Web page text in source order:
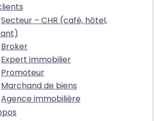
Secteur – CHR (café, hôtel,
Broker
Expert immobilier
Promoteur
Marchand de biens
Agence immobilière